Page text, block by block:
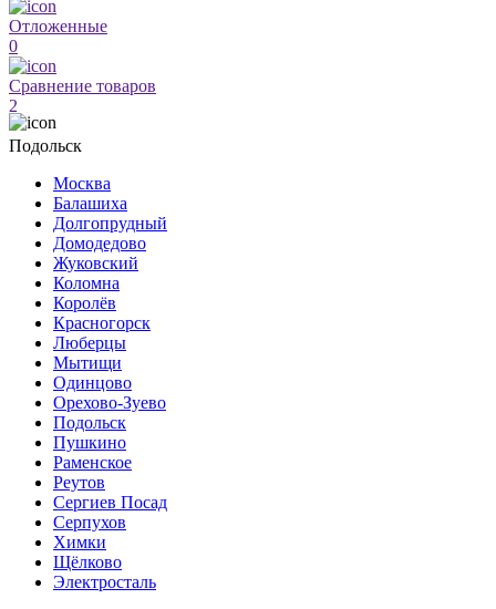
Отложенные
0
Сравнение товаров
2
Подольск
Москва
Балашиха
Долгопрудный
Домодедово
Жуковский
Коломна
Королёв
Красногорск
Люберцы
Мытищи
Одинцово
Орехово-Зуево
Подольск
Пушкино
Раменское
Реутов
Сергиев Посад
Серпухов
Химки
Щёлково
Электросталь